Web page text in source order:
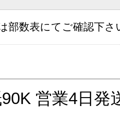
部数表にてご確認下さ
営業4日発